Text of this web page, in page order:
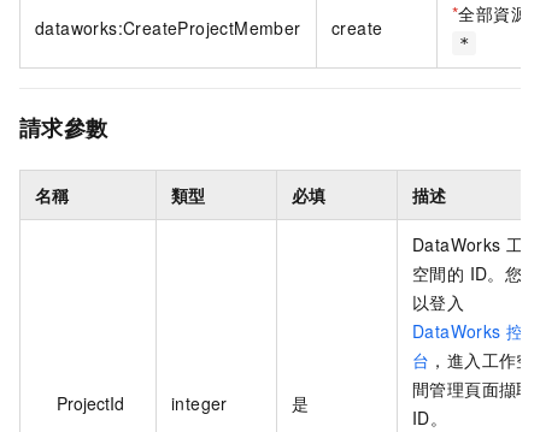
dataworks:CreateProjectMember create
*全部資源
*
請求參數
名稱 類型 必填 描述
ProjectId integer 是
DataWorks 工作
空間的 ID。您可
以登入
DataWorks 控制
台 ，進入工作空
間管理頁面擷取
ID。